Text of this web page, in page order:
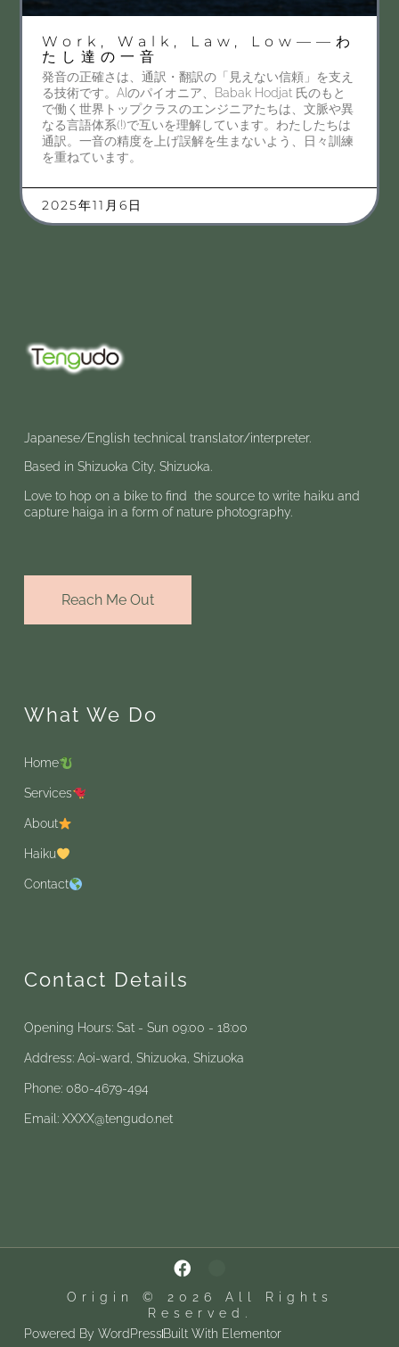
Work, Walk, Law, Low——わ
たし達の一音
発音の正確さは、通訳・翻訳の「見えない信頼」を支え
る技術です。AIのパイオニア、Babak Hodjat 氏のもと
で働く世界トップクラスのエンジニアたちは、文脈や異
なる言語体系(!)で互いを理解しています。わたしたちは
通訳。一音の精度を上げ誤解を生まないよう、日々訓練
を重ねています。
2025年11月6日
Japanese/English technical translator/interpreter.
Based in Shizuoka City, Shizuoka.
Love to hop on a bike to find the source to write haiku and
capture haiga in a form of nature photography.
Reach Me Out
What We Do
Home
Services
About
Haiku
Contact
Contact Details
Opening Hours: Sat - Sun 09:00 - 18:00
Address: Aoi-ward, Shizuoka, Shizuoka
Phone: 080-4679-494
Email: XXXX@tengudo.net
Origin © 2026 All Rights
Reserved.
Powered By WordPressBuilt With Elementor